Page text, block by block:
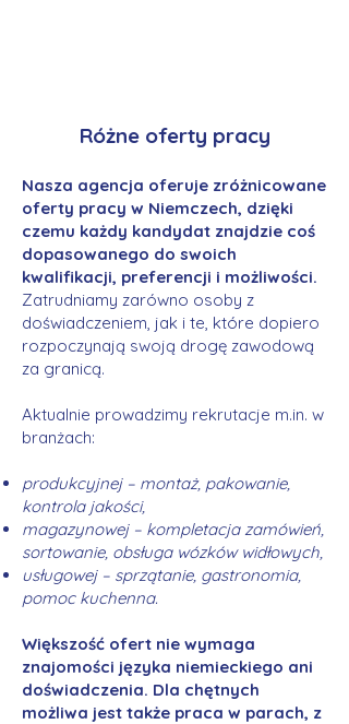
Różne oferty pracy
Nasza agencja oferuje zróżnicowane
oferty pracy w Niemczech, dzięki
czemu każdy kandydat znajdzie coś
dopasowanego do swoich
kwalifikacji, preferencji i możliwości.
Zatrudniamy zarówno osoby z
doświadczeniem, jak i te, które dopiero
rozpoczynają swoją drogę zawodową
za granicą.
Aktualnie prowadzimy rekrutacje m.in. w
branżach:
produkcyjnej – montaż, pakowanie,
kontrola jakości,
magazynowej – kompletacja zamówień,
sortowanie, obsługa wózków widłowych,
usługowej – sprzątanie, gastronomia,
pomoc kuchenna.
Większość ofert nie wymaga
znajomości języka niemieckiego ani
doświadczenia. Dla chętnych
możliwa jest także praca w parach, z